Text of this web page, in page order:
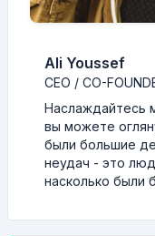
Ali Youssef
CEO / CO-
Наслаждайтесь
вы можете
были большие
неудач - это
насколько были